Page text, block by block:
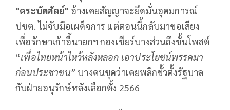
"ตระบัดสัตย์" อ้างเคยสัญญาจะยึดมั่นอุดมการณ์
ปชต. ไม่จับมือเผด็จการ แต่ตอนนี้กลับมาขอเสียง
เพื่อรักษาเก้าอี้นายกฯ กองเชียร์บางส่วนถึงขั้นโพสต์
“เพื่อไทยหน้าไหว้หลังหลอก เอาประโยชน์พรรคมา
ก่อนประชาชน” บางคนขุดว่าเคยพลิกขั้วตั้งรัฐบาล
กับฝ่ายอนุรักษ์หลังเลือกตั้ง 2566